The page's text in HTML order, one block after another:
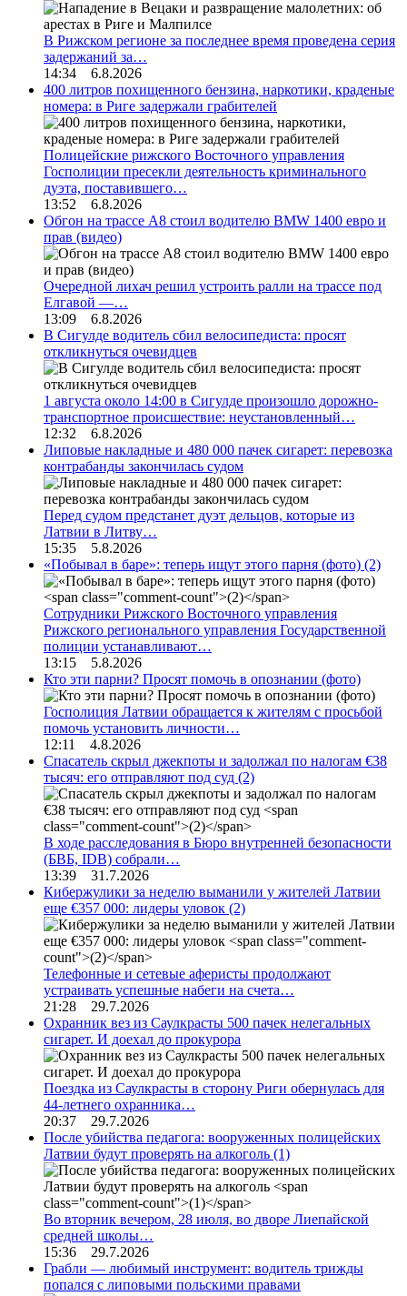
В Рижском регионе за последнее время проведена серия
задержаний за…
14:34 6.8.2026
400 литров похищенного бензина, наркотики, краденые
номера: в Риге задержали грабителей
Полицейские рижского Восточного управления
Госполиции пресекли деятельность криминального
дуэта, поставившего…
13:52 6.8.2026
Обгон на трассе А8 стоил водителю BMW 1400 евро и
прав (видео)
Очередной лихач решил устроить ралли на трассе под
Елгавой —…
13:09 6.8.2026
В Сигулде водитель сбил велосипедиста: просят
откликнуться очевидцев
1 августа около 14:00 в Сигулде произошло дорожно-
транспортное происшествие: неустановленный…
12:32 6.8.2026
Липовые накладные и 480 000 пачек сигарет: перевозка
контрабанды закончилась судом
Перед судом предстанет дуэт дельцов, которые из
Латвии в Литву…
15:35 5.8.2026
«Побывал в баре»: теперь ищут этого парня (фото) (2)
Сотрудники Рижского Восточного управления
Рижского регионального управления Государственной
полиции устанавливают…
13:15 5.8.2026
Кто эти парни? Просят помочь в опознании (фото)
Госполиция Латвии обращается к жителям с просьбой
помочь установить личности…
12:11 4.8.2026
Спасатель скрыл джекпоты и задолжал по налогам €38
тысяч: его отправляют под суд (2)
В ходе расследования в Бюро внутренней безопасности
(БВБ, IDB) собрали…
13:39 31.7.2026
Кибержулики за неделю выманили у жителей Латвии
еще €357 000: лидеры уловок (2)
Телефонные и сетевые аферисты продолжают
устраивать успешные набеги на счета…
21:28 29.7.2026
Охранник вез из Саулкрасты 500 пачек нелегальных
сигарет. И доехал до прокурора
Поездка из Саулкрасты в сторону Риги обернулась для
44-летнего охранника…
20:37 29.7.2026
После убийства педагога: вооруженных полицейских
Латвии будут проверять на алкоголь (1)
Во вторник вечером, 28 июля, во дворе Лиепайской
средней школы…
15:36 29.7.2026
Грабли — любимый инструмент: водитель трижды
попался с липовыми польскими правами